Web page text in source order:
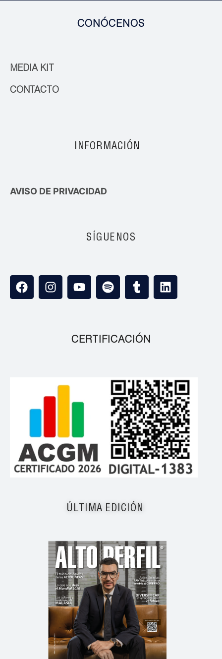
CONÓCENOS
MEDIA KIT
CONTACTO
INFORMACIÓN
AVISO DE PRIVACIDAD
SÍGUENOS
CERTIFICACIÓN
ÚLTIMA EDICIÓN